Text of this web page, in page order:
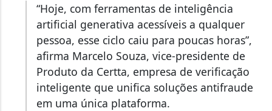
“Hoje, com ferramentas de inteligência
artificial generativa acessíveis a qualquer
pessoa, esse ciclo caiu para poucas horas”,
afirma Marcelo Souza, vice-presidente de
Produto da Certta, empresa de verificação
inteligente que unifica soluções antifraude
em uma única plataforma.